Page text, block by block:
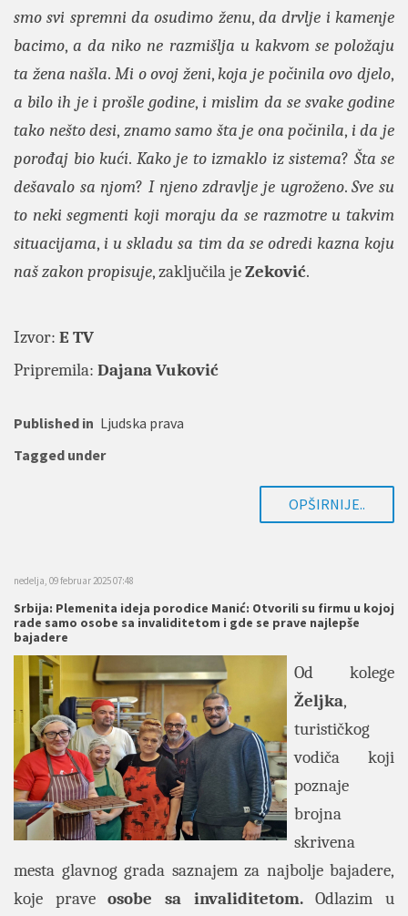
smo svi spremni da osudimo ženu,da drvlje i kamenje
bacimo,a da niko ne razmišlja u kakvom se položaju
ta žena našla. Mi o ovoj ženi,koja je počinila ovo djelo,
a bilo ih je i prošle godine,i mislim da se svake godine
tako nešto desi, znamo samo šta je ona počinila, i da je
porođaj bio kući. Kako je to izmaklo iz sistema? Šta se
dešavalo sa njom?I njeno zdravlje je ugroženo.Sve su
to neki segmenti koji moraju da se razmotre u takvim
situacijama,i u skladu sa tim da se odredi kazna koju
naš zakon propisuje, zaključila jeZeković.
Izvor: E TV
Pripremila: Dajana Vuković
Published in Ljudska prava
Tagged under
OPŠIRNIJE..
nedelja, 09 februar 2025 07:48
Srbija: Plemenita ideja porodice Manić: Otvorili su firmu u kojoj
rade samo osobe sa invaliditetom i gde se prave najlepše
bajadere
Od kolege
Željka,
turističkog
vodiča koji
poznaje
brojna
skrivena
mesta glavnog grada saznajem za najbolje bajadere,
koje praveosobe sa invaliditetom.Odlazim u